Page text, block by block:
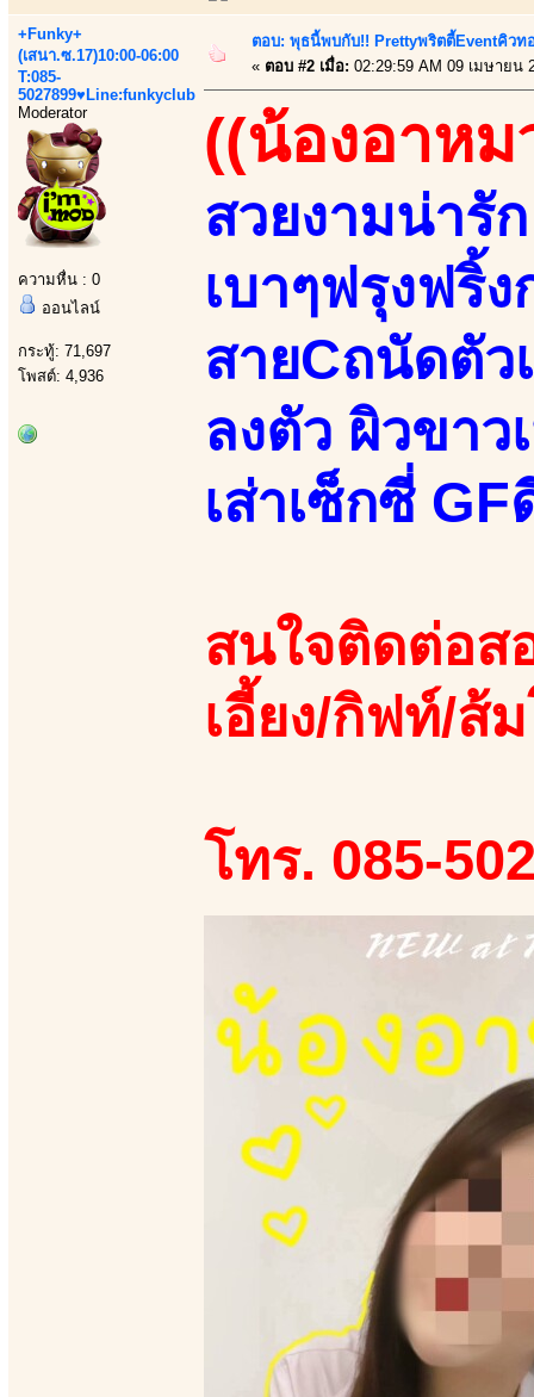
+Funky+
(เสนา.ซ.17)10:00-06:00
T:085-
5027899♥Line:funkyclub
Moderator
ความหื่น : 0
ออนไลน์
กระทู้: 71,697
โพสต์: 4,936
ตอบ: พุธนี้พบกับ!! Prettyพริตตี้Eventคิวท
« ตอบ #2 เมื่อ: 02:29:59 AM 09 เมษายน
((น้องอาหม
สวยงามน่ารั
เบาๆฟรุงฟริ้ง
สายCถนัดตัว
ลงตัว ผิวขาว
เส่าเซ็กซี่ GF
สนใจติดต่อส
เอี้ยง/กิฟท์/ส้
โทร. 085-